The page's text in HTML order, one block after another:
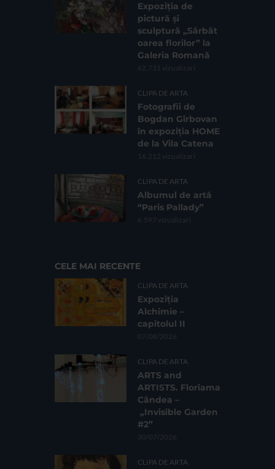
Expoziția de
pictură și
sculptură „Sărbăt
oarea florilor” la
Galeria Romană
62.731 vizualizari
CLIPA DE ARTA
Fotografii de
Bogdan Gîrbovan
în expoziția HOME
de la Vila Catena
16.212 vizualizari
CLIPA DE ARTA
Albumul de artă
“Paris Pallady”
6.597 vizualizari
CELE MAI RECENTE
CLIPA DE ARTA
Expoziția
Alchimie –
capitolul II
07/08/2026
CLIPA DE ARTA
ARTS and
ARTISTS. Floriama
Cândea –
„Invisible Garden
#2”
30/07/2026
CLIPA DE ARTA